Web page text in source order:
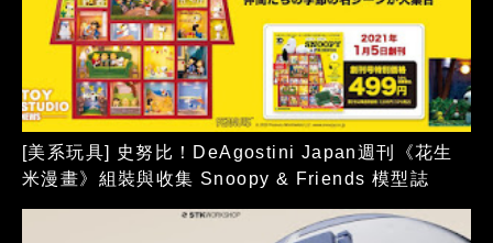
[美系玩具] 史努比！DeAgostini Japan週刊《花生
米漫畫》組裝與收集 Snoopy & Friends 模型誌